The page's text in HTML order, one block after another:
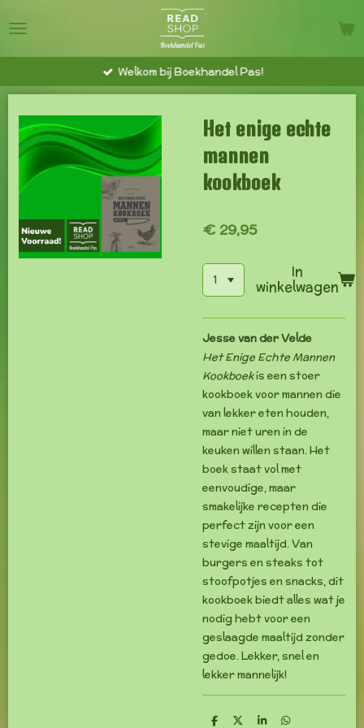
direct
naar
hoofdinhoud
Welkom bij Boekhandel Pas!
Het enige echte
mannen
kookboek
€ 29,95
In
winkelwagen
Jesse van der Velde
Het Enige Echte Mannen
Kookboekis een stoer
kookboek voor mannen die
van lekker eten houden,
maar niet uren in de
keuken willen staan. Het
boek staat vol met
eenvoudige, maar
smakelijke recepten die
perfect zijn voor een
stevige maaltijd. Van
burgers en steaks tot
stoofpotjes en snacks, dit
kookboek biedt alles wat je
nodig hebt voor een
geslaagde maaltijd zonder
gedoe. Lekker, snel en
lekker mannelijk!
D
D
S
D